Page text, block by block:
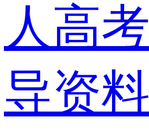
人高考
导资料